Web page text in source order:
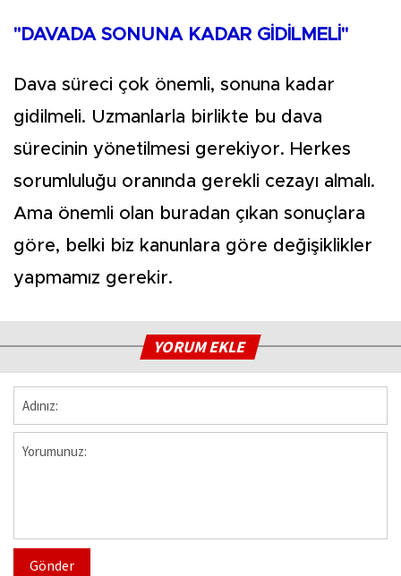
"DAVADA SONUNA KADAR GİDİLMELİ"
Dava süreci çok önemli, sonuna kadar
gidilmeli. Uzmanlarla birlikte bu dava
sürecinin yönetilmesi gerekiyor. Herkes
sorumluluğu oranında gerekli cezayı almalı.
Ama önemli olan buradan çıkan sonuçlara
göre, belki biz kanunlara göre değişiklikler
yapmamız gerekir.
YORUM EKLE
Gönder